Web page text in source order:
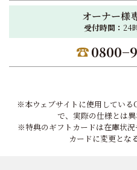
オーナー様
受付時間： 24
※本ウェブサイトに使用している
で、実際の仕様とは異
※特典のギフトカードは在庫状
カードに変更とな